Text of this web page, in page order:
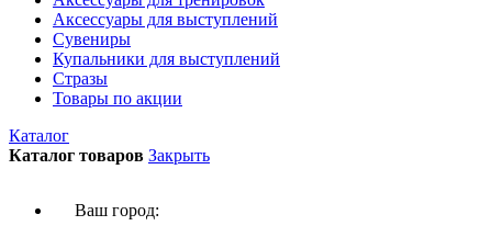
Аксессуары для выступлений
Сувениры
Купальники для выступлений
Стразы
Товары по акции
Каталог
Каталог товаров Закрыть
Ваш город: